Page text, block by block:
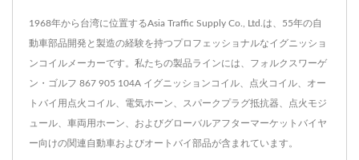
1968年から台湾に位置するAsia Traffic Supply Co., Ltd.は、55年の自
動車部品開発と製造の経験を持つプロフェッショナルなイグニッショ
ンコイルメーカーです。私たちの製品ラインには、フォルクスワーゲ
ン・ゴルフ 867 905 104A イグニッションコイル、点火コイル、オー
トバイ用点火コイル、電気ホーン、スパークプラグ抵抗器、点火モジ
ュール、車両用ホーン、およびグローバルアフターマーケットバイヤ
ー向けの関連自動車およびオートバイ部品が含まれています。